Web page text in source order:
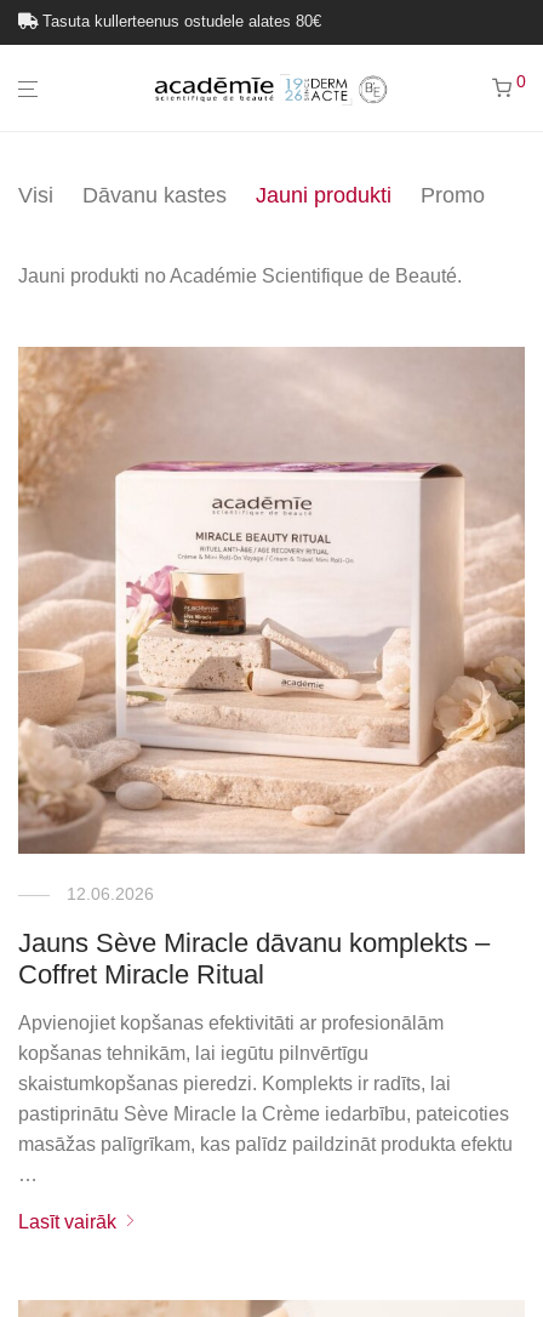
Tasuta pakiautomaadi tarne ostudele alates 20€
0
Visi Dāvanu kastes Jauni produkti Promo
Jauni produkti no Académie Scientifique de Beauté.
12.06.2026
Jauns Sève Miracle dāvanu komplekts –
Coffret Miracle Ritual
Apvienojiet kopšanas efektivitāti ar profesionālām
kopšanas tehnikām, lai iegūtu pilnvērtīgu
skaistumkopšanas pieredzi. Komplekts ir radīts, lai
pastiprinātu Sève Miracle la Crème iedarbību, pateicoties
masāžas palīgrīkam, kas palīdz paildzināt produkta efektu
…
Lasīt vairāk